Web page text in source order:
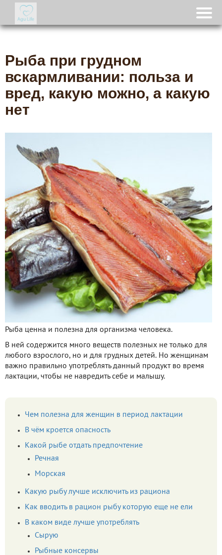
Рыба при грудном
вскармливании: польза и
вред, какую можно, а какую
нет
Рыба ценна и полезна для организма человека.
В ней содержится много веществ полезных не только для
любого взрослого, но и для грудных детей. Но женщинам
важно правильно употреблять данный продукт во время
лактации, чтобы не навредить себе и малышу.
Чем полезна для женщин в период лактации
В чём кроется опасность
Какой рыбе отдать предпочтение
Речная
Морская
Какую рыбу лучше исключить из рациона
Как вводить в рацион рыбу которую еще не ели
В каком виде лучше употреблять
Сырую
Рыбные консервы